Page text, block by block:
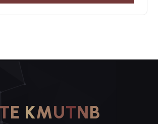
TE KMUTNB